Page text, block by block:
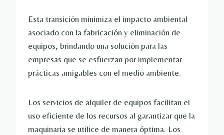
Esta transición minimiza el impacto ambiental
asociado con la fabricación y eliminación de
equipos, brindando una solución para las
empresas que se esfuerzan por implementar
prácticas amigables con el medio ambiente.
Los servicios de alquiler de equipos facilitan el
uso eficiente de los recursos al garantizar que la
maquinaria se utilice de manera óptima. Los